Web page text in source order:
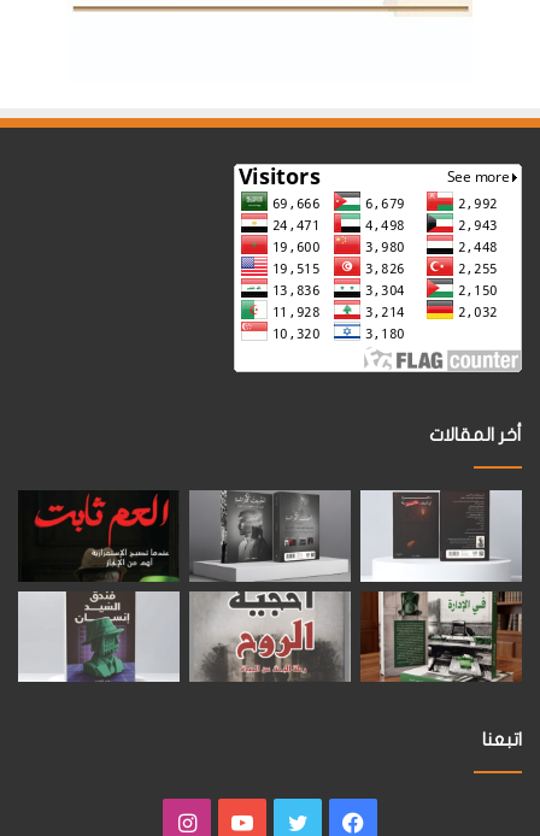
أخر المقالات
اتبعنا
فيسبوكتويتر يوتيوبانستقرام